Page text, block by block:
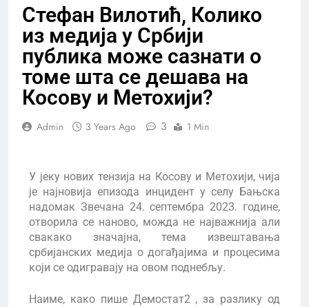
Стефан Вилотић, Колико
из медија у Србији
публика може сазнати о
томе шта се дешава на
Косову и Метохији?
Admin 3 Years Ago 3 1 Min
У јеку нових тензија на Косову и Метохији, чија
је најновија епизода инцидент у селу Бањска
надомак Звечана 24. септембра 2023. године,
отворила се наново, можда не најважнија али
свакако значајна, тема извештавања
србијанских медија о догађајима и процесима
који се одигравају на овом поднебљу.
Наиме, како пише Демостат2 , за разлику од